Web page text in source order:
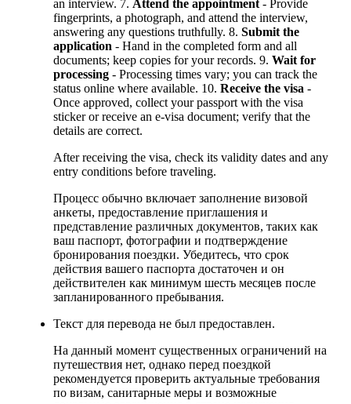
an interview. 7. Attend the appointment - Provide
fingerprints, a photograph, and attend the interview,
answering any questions truthfully. 8. Submit the
application - Hand in the completed form and all
documents; keep copies for your records. 9. Wait for
processing - Processing times vary; you can track the
status online where available. 10. Receive the visa -
Once approved, collect your passport with the visa
sticker or receive an e-visa document; verify that the
details are correct.
After receiving the visa, check its validity dates and any
entry conditions before traveling.
Процесс обычно включает заполнение визовой
анкеты, предоставление приглашения и
представление различных документов, таких как
ваш паспорт, фотографии и подтверждение
бронирования поездки. Убедитесь, что срок
действия вашего паспорта достаточен и он
действителен как минимум шесть месяцев после
запланированного пребывания.
Текст для перевода не был предоставлен.
На данный момент существенных ограничений на
путешествия нет, однако перед поездкой
рекомендуется проверить актуальные требования
по визам, санитарные меры и возможные